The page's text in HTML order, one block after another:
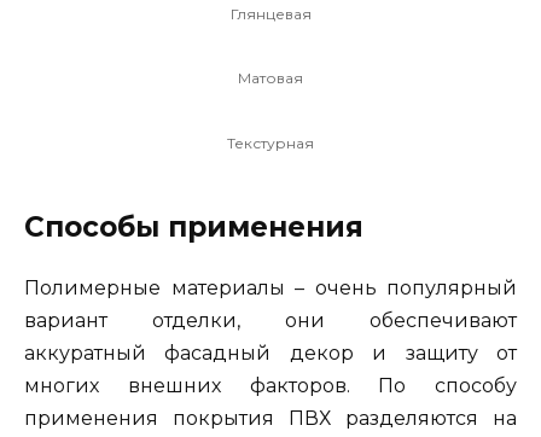
Глянцевая
Матовая
Текстурная
Способы применения
Полимерные материалы – очень популярный
вариант отделки, они обеспечивают
аккуратный фасадный декор и защиту от
многих внешних факторов. По способу
применения покрытия ПВХ разделяются на